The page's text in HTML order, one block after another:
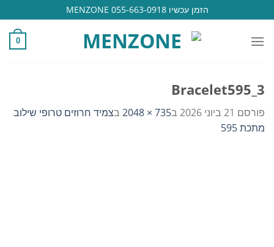
to
content
הזמן עכשיו 055-663-0918 MENZONE
0
Bracelet595_3
פורסם 21 ביוני 2026 ב735 × 2048 בצמיד חרוזים טרופי שילוב
מתכת 595